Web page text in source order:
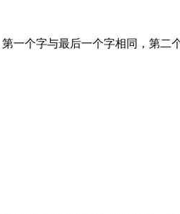
一个字与最后一个字相同，第二